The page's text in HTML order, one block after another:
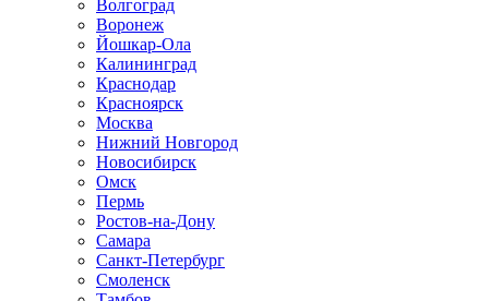
Волгоград
Воронеж
Йошкар-Ола
Калининград
Краснодар
Красноярск
Москва
Нижний Новгород
Новосибирск
Омск
Пермь
Ростов-на-Дону
Самара
Санкт-Петербург
Смоленск